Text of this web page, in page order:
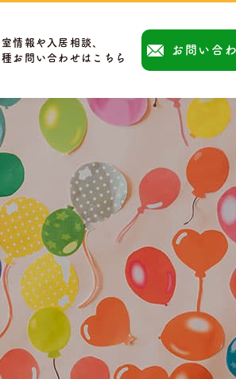
情報や入居相談、
お問い合わせはこちら
お問い合